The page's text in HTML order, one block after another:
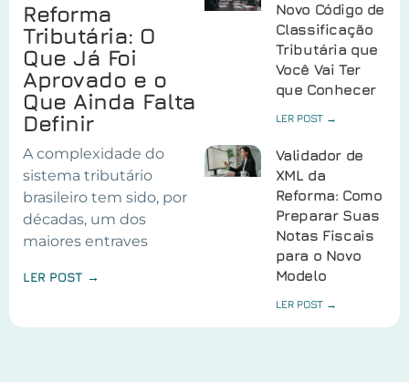
Reforma
Tributária: O
Que Já Foi
Aprovado e o
Que Ainda Falta
Definir
A complexidade do
sistema tributário
brasileiro tem sido, por
décadas, um dos
maiores entraves
LER POST →
Novo Código de
Classificação
Tributária que
Você Vai Ter
que Conhecer
LER POST →
Validador de
XML da
Reforma: Como
Preparar Suas
Notas Fiscais
para o Novo
Modelo
LER POST →